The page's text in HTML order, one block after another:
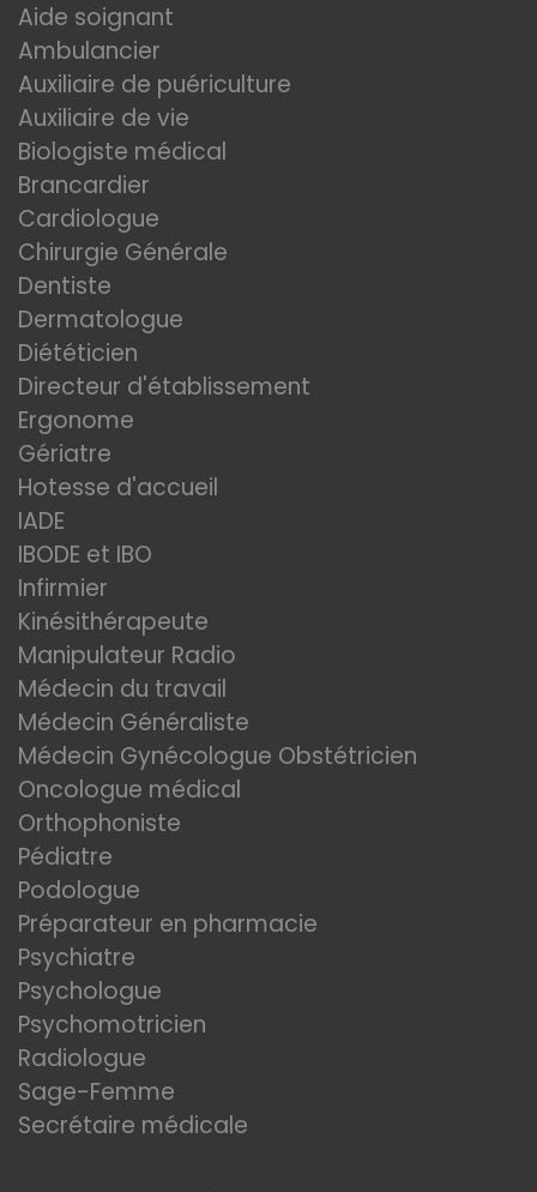
Aide soignant
Ambulancier
Auxiliaire de puériculture
Auxiliaire de vie
Biologiste médical
Brancardier
Cardiologue
Chirurgie Générale
Dentiste
Dermatologue
Diététicien
Directeur d'établissement
Ergonome
Gériatre
Hotesse d'accueil
IADE
IBODE et IBO
Infirmier
Kinésithérapeute
Manipulateur Radio
Médecin du travail
Médecin Généraliste
Médecin Gynécologue Obstétricien
Oncologue médical
Orthophoniste
Pédiatre
Podologue
Préparateur en pharmacie
Psychiatre
Psychologue
Psychomotricien
Radiologue
Sage-Femme
Secrétaire médicale